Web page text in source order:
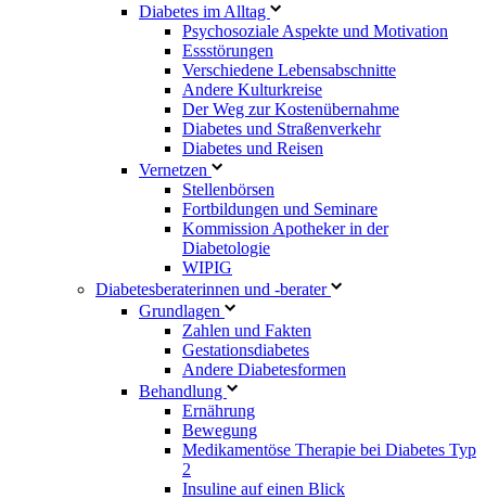
Diabetes im Alltag
Psychosoziale Aspekte und Motivation
Essstörungen
Verschiedene Lebensabschnitte
Andere Kulturkreise
Der Weg zur Kostenübernahme
Diabetes und Straßenverkehr
Diabetes und Reisen
Vernetzen
Stellenbörsen
Fortbildungen und Seminare
Kommission Apotheker in der
Diabetologie
WIPIG
Diabetesberaterinnen und -berater
Grundlagen
Zahlen und Fakten
Gestationsdiabetes
Andere Diabetesformen
Behandlung
Ernährung
Bewegung
Medikamentöse Therapie bei Diabetes Typ
2
Insuline auf einen Blick